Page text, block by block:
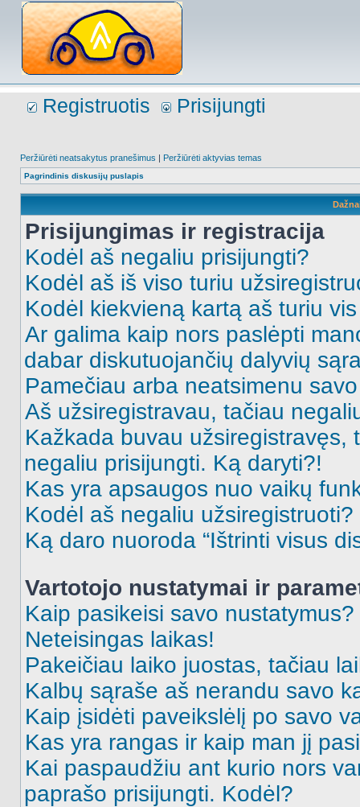
Registruotis Prisijungti
Peržiūrėti neatsakytus pranešimus | Peržiūrėti aktyvias temas
Pagrindinis diskusijų puslapis
Prisijungimas ir registracija
Kodėl aš negaliu prisijungti?
Kodėl aš iš viso turiu
Kodėl kiekvieną kartą aš turiu
Ar galima kaip nors paslėpti
dabar diskutuojančių dalyvių
Pamečiau arba neatsimenu
Aš užsiregistravau, tačiau
Kažkada buvau užsiregistravęs,
negaliu prisijungti. Ką daryti?!
Kas yra apsaugos nuo vaikų
Kodėl aš negaliu užsiregistruoti?
Ką daro nuoroda “Ištrinti visus
Vartotojo nustatymai ir
Kaip pasikeisi savo nustatymus?
Neteisingas laikas!
Pakeičiau laiko juostas, tačiau
Kalbų sąraše aš nerandu savo
Kaip įsidėti paveikslėlį po savo
Kas yra rangas ir kaip man jį
Kai paspaudžiu ant kurio nors
paprašo prisijungti. Kodėl?